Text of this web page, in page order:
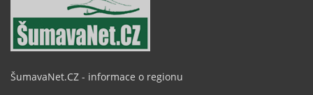
ŠumavaNet.CZ - informace o regionu